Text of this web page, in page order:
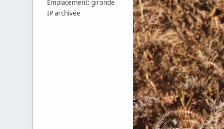
Emplacement: gironde
IP archivée